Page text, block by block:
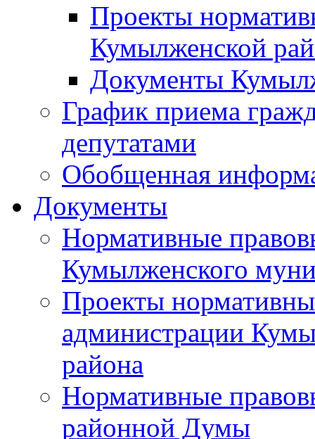
Проекты
Кумылженской
Документы
График приема
депутатами
Обобщенная
Документы
Нормативные
Кумылженского
Проекты
администрации
района
Нормативные
районной Думы